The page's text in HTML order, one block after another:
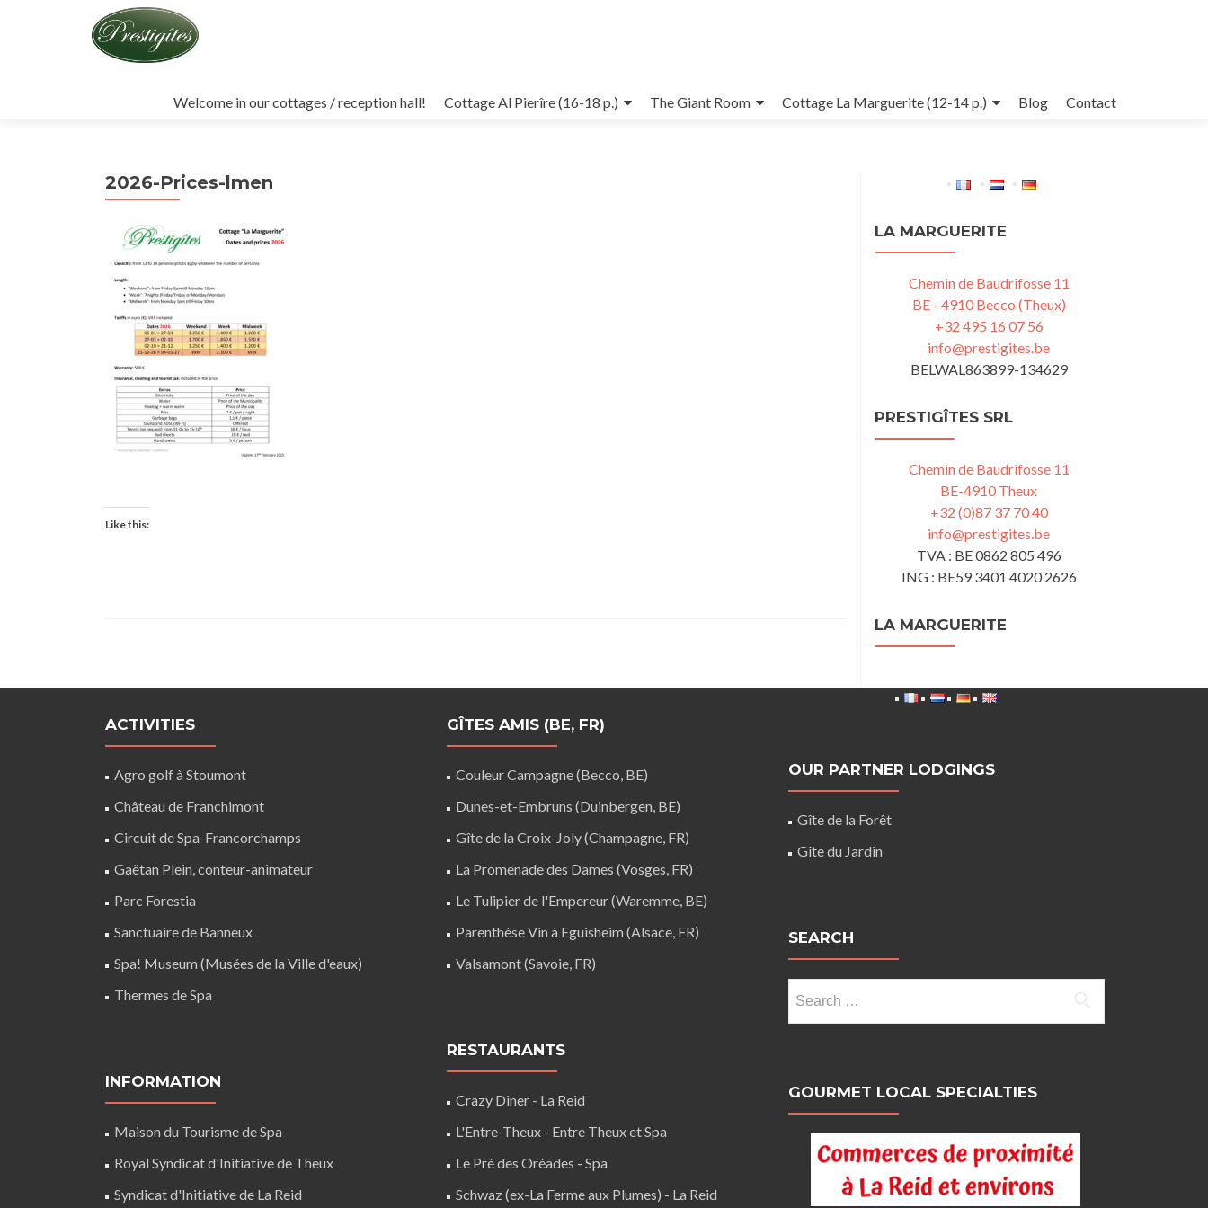
to
Welcome in our cottages / reception hall! Cottage Al Pierîre (16-18 p.) The Giant Room Cottage La Marguerite (12-14 p.) Blog Contact
2026-Prices-lmen
Like this:
LA MARGUERITE
Chemin de Baudrifosse 11
BE - 4910 Becco (Theux)
+32 495 16 07 56
info@prestigites.be
BELWAL863899-134629
PRESTIGÎTES SRL
Chemin de Baudrifosse 11
BE-4910 Theux
+32 (0)87 37 70 40
info@prestigites.be
TVA : BE 0862 805 496
ING : BE59 3401 4020 2626
LA MARGUERITE
ACTIVITIES
Agro golf à Stoumont
Château de Franchimont
Circuit de Spa-Francorchamps
Gaëtan Plein, conteur-animateur
Parc Forestia
Sanctuaire de Banneux
Spa! Museum (Musées de la Ville d'eaux)
Thermes de Spa
INFORMATION
Maison du Tourisme de Spa
Royal Syndicat d'Initiative de Theux
Syndicat d'Initiative de La Reid
GÎTES AMIS (BE, FR)
Couleur Campagne (Becco, BE)
Dunes-et-Embruns (Duinbergen, BE)
Gîte de la Croix-Joly (Champagne, FR)
La Promenade des Dames (Vosges, FR)
Le Tulipier de l'Empereur (Waremme, BE)
Parenthèse Vin à Eguisheim (Alsace, FR)
Valsamont (Savoie, FR)
RESTAURANTS
Crazy Diner - La Reid
L'Entre-Theux - Entre Theux et Spa
Le Pré des Oréades - Spa
Schwaz (ex-La Ferme aux Plumes) - La Reid
OUR PARTNER LODGINGS
Gîte de la Forêt
Gîte du Jardin
SEARCH
for:
GOURMET LOCAL SPECIALTIES